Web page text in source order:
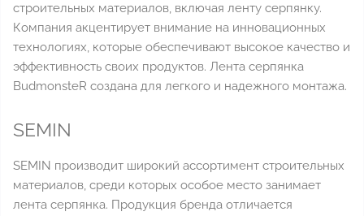
строительных материалов, включая ленту серпянку.
Компания акцентирует внимание на инновационных
технологиях, которые обеспечивают высокое качество и
эффективность своих продуктов. Лента серпянка
BudmonsteR создана для легкого и надежного монтажа.
SEMIN
SEMIN производит широкий ассортимент строительных
материалов, среди которых особое место занимает
лента серпянка. Продукция бренда отличается